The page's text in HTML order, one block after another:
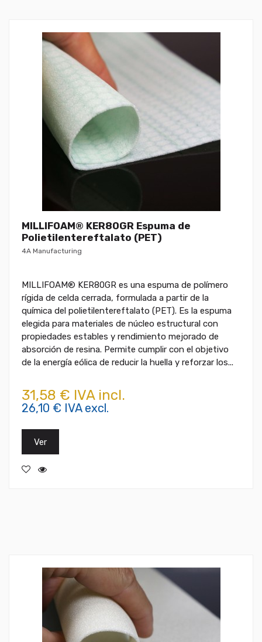
MILLIFOAM® KER80GR Espuma de
Polietilentereftalato (PET)
4A Manufacturing
MILLIFOAM® KER80GR es una espuma de polímero
rígida de celda cerrada, formulada a partir de la
química del polietilentereftalato (PET). Es la espuma
elegida para materiales de núcleo estructural con
propiedades estables y rendimiento mejorado de
absorción de resina. Permite cumplir con el objetivo
de la energía eólica de reducir la huella y reforzar los...
31,58 € IVA incl.
26,10 € IVA excl.
Ver